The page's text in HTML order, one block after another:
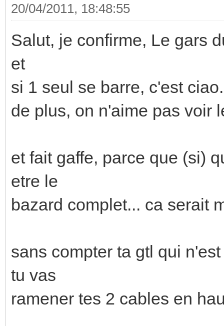
20/04/2011, 18:48:55
Salut, je confirme, Le gars
et
si 1 seul se barre, c'est ciao.
de plus, on n'aime pas voir
et fait gaffe, parce que (si)
etre le
bazard complet... ca serait
sans compter ta gtl qui
tu vas
ramener tes 2 cables en